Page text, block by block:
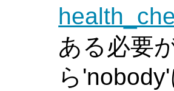
ある必要
ら